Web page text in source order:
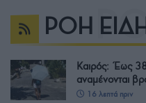
ΡΟΗ
Καιρός: Έως
αναμένονται
16 λεπτά πριν